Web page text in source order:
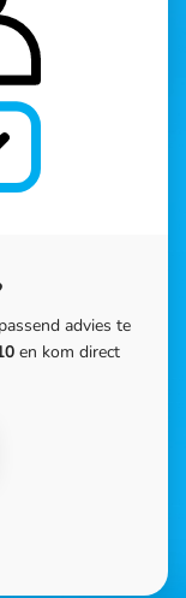
advies te
en kom direct